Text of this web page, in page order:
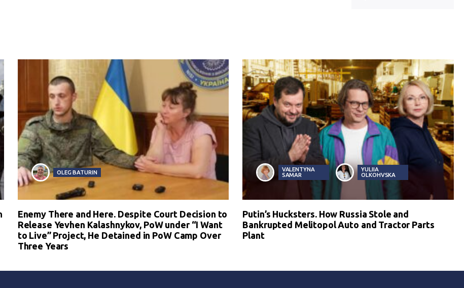
OLEG BATURIN
Enemy There and Here. Despite Court Decision to
Release Yevhen Kalashnykov, PoW under “I Want
to Live” Project, He Detained in PoW Camp Over
Three Years
VALENTYNA
SAMAR
YULIIA
OLKOHVSKA
Putin’s Hucksters. How Russia Stole and
Bankrupted Melitopol Auto and Tractor Parts
Plant